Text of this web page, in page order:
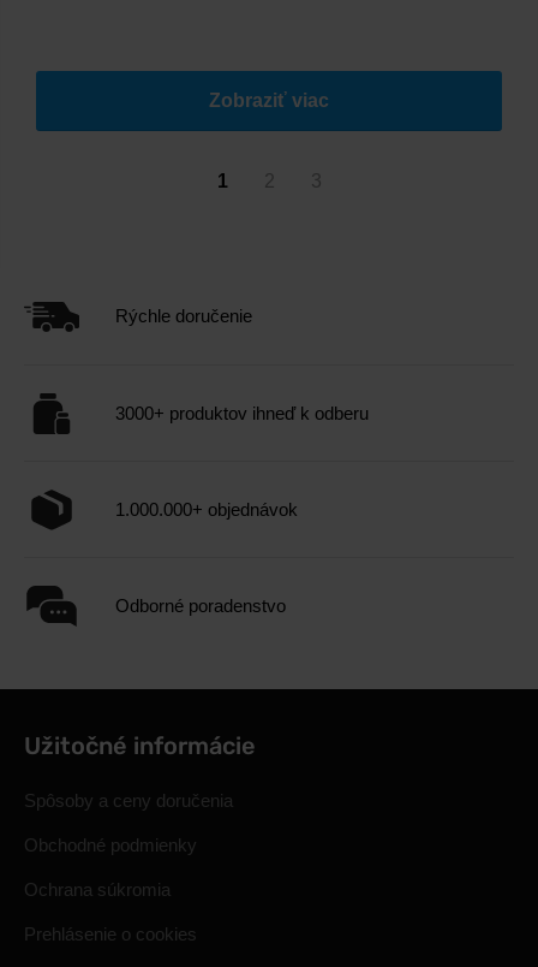
Zobraziť viac
1 2 3
Rýchle doručenie
3000+ produktov ihneď k odberu
1.000.000+ objednávok
Odborné poradenstvo
Užitočné informácie
Spôsoby a ceny doručenia
Obchodné podmienky
Ochrana súkromia
Prehlásenie o cookies